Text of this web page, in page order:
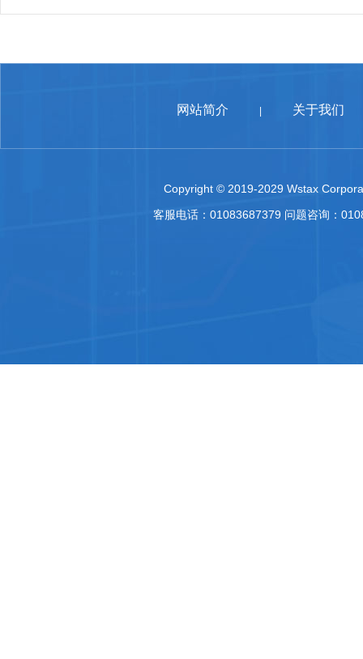
网站简介 关于我们
Copyright © 2019-2029 Wstax
客服电话：01083687379 问题咨询：